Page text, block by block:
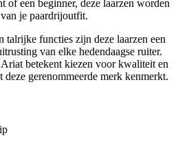
of een beginner, deze laarzen worden
je paardrijoutfit.
talrijke functies zijn deze laarzen een
van elke hedendaagse ruiter.
betekent kiezen voor kwaliteit en
gerenommeerde merk kenmerkt.